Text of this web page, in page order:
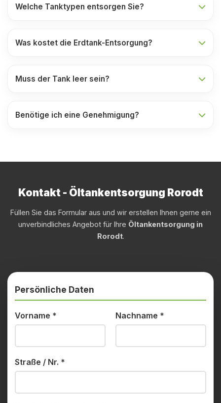
Welche Tanktypen entsorgen Sie?
Was kostet die Erdtank-Entsorgung?
Muss der Tank leer sein?
Benötige ich eine Genehmigung?
Kontakt - Öltankentsorgung Rorodt
Füllen Sie das Formular aus und wir erstellen Ihnen gerne ein
unverbindliches Angebot für Ihre Öltankentsorgung in
Rorodt.
Persönliche Daten
Vorname * Nachname *
Straße / Nr. *